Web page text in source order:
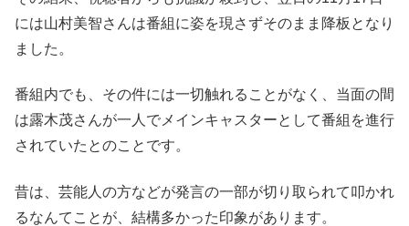
には山村美智さんは番組に姿を現さずそのまま降板となり
ました。
番組内でも、その件には一切触れることがなく、当面の間
は露木茂さんが一人でメインキャスターとして番組を進行
されていたとのことです。
昔は、芸能人の方などが発言の一部が切り取られて叩かれ
るなんてことが、結構多かった印象があります。